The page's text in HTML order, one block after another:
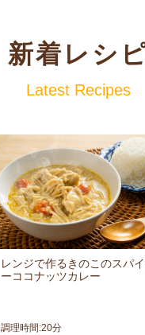
新着レシ
Latest Recipes
レンジで作るきのこのスパ
ーココナッツカレー
調理時間:20分